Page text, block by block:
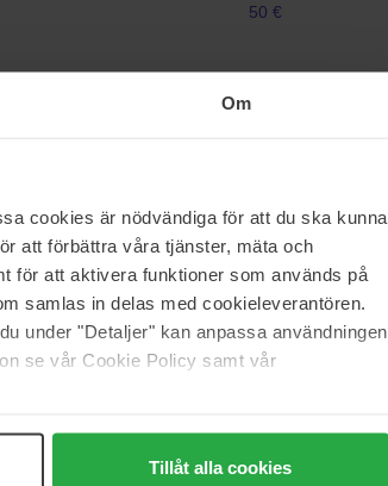
Om
cookies är nödvändiga för att du ska kunna
att förbättra våra tjänster, mäta och
för att aktivera funktioner som används på
samlas in delas med cookieleverantören.
under "Detaljer" kan anpassa användningen
se vår Cookie Policy samt vår
Tillåt alla cookies
50 €
Biotherm